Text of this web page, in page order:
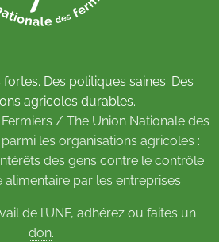
Des politiques saines. Des
agricoles durables.
Fermiers / The Union Nationale des
les organisations agricoles :
des gens contre le contrôle
par les entreprises.
de l’UNF, adhérezou faites un
don.